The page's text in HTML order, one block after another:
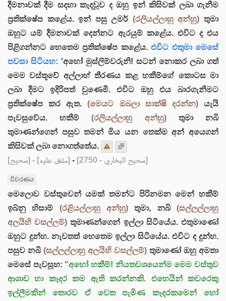
දීමනාවක් දීම සදහා කැදවූව ද ඔහු ඉන් කිසිවක් ලබා ගැනීම
ප්‍රතික්ෂේප කළේය. ඉන් පසු උමර් (රලියල්ලාහු අන්හු) තුමා
ඔහුට යම් දීමනාවක් දෙන්නට ඇරයුම් කළේය. එවිට ද එය
පිළිගන්නට හෙතෙම ප්‍රතික්ෂේප කළේය.එවිට එතුමා මෙසේ
පවසා සිටියහ: 'අහෝ මුස්ලිම්වරුනි! සටන් නොකර ලබා ගත්
මෙම වස්තූවේ අල්ලාහ් තීරණය කළ හකීම්ගේ කොටස මා
ලබා දීමට ඉදිරිපත් වුණෙමී. එවිට ඔහු එය බාරගැනීමට
ප්‍රතික්ෂේප කර ඇත.(මෙයට ඔබලා සාක්ෂි දරන්න)යැයි
පැවසුවේය. හකීම්(රලියල්ලාහු අන්හු)තුමා නබි
තුමාණන්ගෙන් පසුව තමන් මිය යන තෙක්ම අන් අයෙගන්
කිසිවක් ලබා නොගත්තේය.
[صحيح]
- [متفق عليه] - [صحيح البخاري - 2750]
විවරණය
මෙලොව වස්තුවෙන් යමක් තමන්ට පිරිනමන මෙන් හකීම්
ඉබ්නු හිසාම් (රළියල්ලාහු අන්හු) තුමා, නබි(සල්ලල්ලාහු
අලයිහි වසල්ලම්) තුමාණන්ගෙන් ඉල්ලා සිටියේය. එතුමාණෝ
ඔහුට දුන්හ. නැවතත් හෙතෙම ඉල්ලා සිටියේය. එවිට ද දුන්හ.
පසුව නබි (සල්ලල්ලාහු අලයිහි වසල්ලම්) තුමාණෝ ඔහු අමතා
මෙසේ පැවසූහ: "අහෝ හකීම්! නියතවශයෙන්ම මෙම වස්තුව
ආශාව හා කෑදර කම ඇති කරන්නකි. එහෙයින් කවරෙකු
ඉල්ලීමකින් තොරව ඒ වෙත පැමිණ කෑදරකමෙන් හෝ